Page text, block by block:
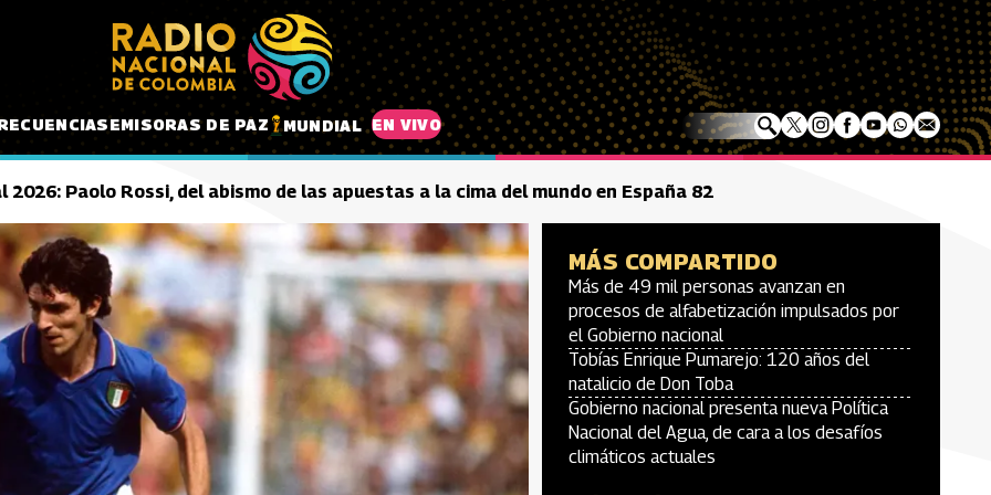
EMISORAS DE PAZ MUNDIAL EN VIVO
2026: Paolo Rossi, del abismo de las apuestas a la cima del mundo en España 82
MÁS COMPARTIDO
Más de 49 mil personas avanzan en
procesos de alfabetización impulsados por
el Gobierno nacional
Tobías Enrique Pumarejo: 120 años del
natalicio de Don Toba
Gobierno nacional presenta nueva Política
Nacional del Agua, de cara a los desafíos
climáticos actuales